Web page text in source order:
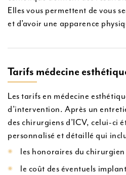
Elles vous permettent de vous
et d’avoir une apparence
Tarifs médecine
Les tarifs en médecine
d’intervention. Après un
des chirurgiens d’ICV, celui-ci
personnalisé et détaillé qui
les honoraires du chirurgien
le coût des éventuels